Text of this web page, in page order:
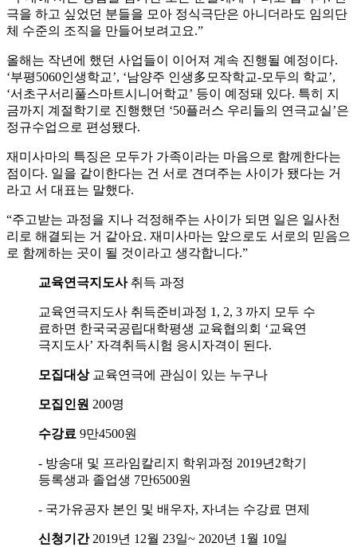
극을 하고 싶었던 분들을 모아 정식극단은 아니더라도 임의단
체 수준의 조직을 만들어보려고요.”
올해는 작년에 했던 사업들이 이어져 계속 진행될 예정이다.
‘부평5060인생학교’, ‘남양주 인생多모작학교-모두의 학교’,
‘서초구서리풀스마트시니어학교’ 등이 예정돼 있다. 특히 지
금까지 계절학기로 진행했던 ‘50플러스 우리들의 연극교실’은
정규수업으로 편성됐다.
재미사마의 특징은 모두가 가족이라는 마음으로 함께한다는
점이다. 일을 같이한다는 건 서로 견뎌주는 사이가 됐다는 거
라고 서 대표는 말했다.
“주고받는 과정을 지나 걱정해주는 사이가 되면 일은 일사천
리로 해결되는 거 같아요. 재미사마는 앞으로도 서로의 믿음으
로 함께하는 곳이 될 것이라고 생각합니다.”
교육연극지도사취득 과정
교육연극지도사 취득준비과정 1, 2, 3 까지 모두 수
료하면 한국국공립대학평생 교육협의회 ‘교육연
극지도사’ 자격취득시험 응시자격이 된다.
모집대상교육연극에 관심이 있는 누구나
모집인원 200명
수강료 9만4500원
- 방송대 및 프라임칼리지 학위과정 2019년2학기
등록생과 졸업생 7만6500원
- 국가유공자 본인 및 배우자, 자녀는 수강료 면제
신청기간2019년 12월 23일~ 2020년 1월 10일